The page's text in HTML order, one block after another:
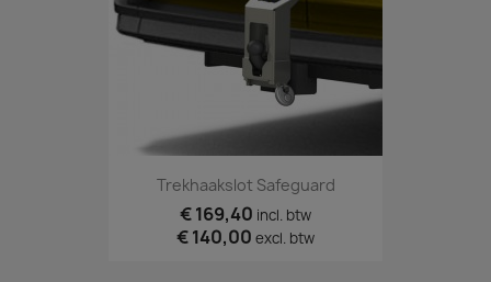
Trekhaakslot Safeguard
€ 169,40 incl. btw
€ 140,00 excl. btw